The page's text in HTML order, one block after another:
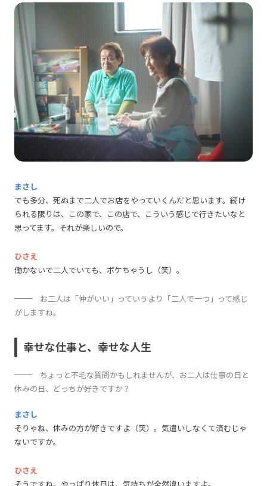
まさし
でも多分、死ぬまで二人でお店をやっていくんだと思います。続け
られる限りは、この家で、この店で、こういう感じで行きたいなと
思ってます。それが楽しいので。
ひさえ
働かないで二人でいても、ボケちゃうし（笑）。
お二人は「仲がいい」っていうより「二人で一つ」って感じ
がしますね。
幸せな仕事と、幸せな人生
ちょっと不毛な質問かもしれませんが、お二人は仕事の日と
休みの日、どっちが好きですか？
まさし
そりゃね、休みの方が好きですよ（笑）。気遣いしなくて済むじゃ
ないですか。
ひさえ